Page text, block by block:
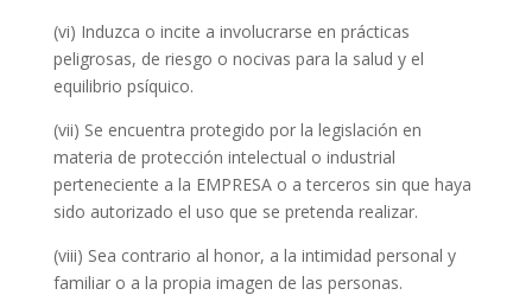
(vi) Induzca o incite a involucrarse en prácticas
peligrosas, de riesgo o nocivas para la salud y el
equilibrio psíquico.
(vii) Se encuentra protegido por la legislación en
materia de protección intelectual o industrial
perteneciente a la EMPRESA o a terceros sin que haya
sido autorizado el uso que se pretenda realizar.
(viii) Sea contrario al honor, a la intimidad personal y
familiar o a la propia imagen de las personas.